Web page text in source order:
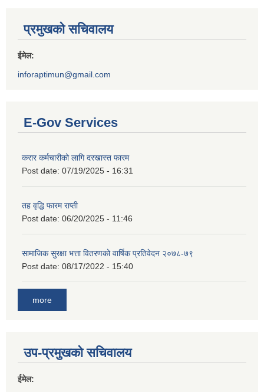
प्रमुखको सचिवालय
ईमेल:
inforaptimun@gmail.com
E-Gov Services
करार कर्मचारीको लागि दरखास्त फारम
Post date: 07/19/2025 - 16:31
तह वृद्धि फारम राप्ती
Post date: 06/20/2025 - 11:46
सामाजिक सुरक्षा भत्ता वितरणको वार्षिक प्रतिवेदन २०७८-७९
Post date: 08/17/2022 - 15:40
more
उप-प्रमुखको सचिवालय
ईमेल: